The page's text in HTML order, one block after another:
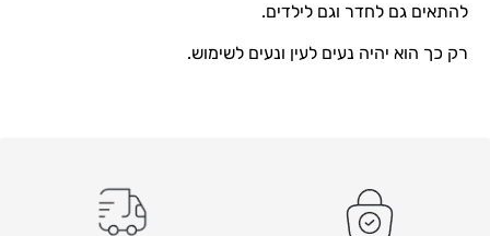
להתאים גם לחדר וגם לילדים.
רק כך הוא יהיה נעים לעין ונעים לשימוש.